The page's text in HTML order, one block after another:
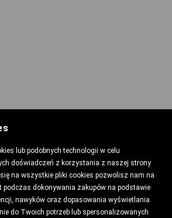
lub podobnych technologii w celu
doświadczeń z korzystania z naszej strony
na wszystkie pliki cookies pozwolisz nam na
podczas dokonywania zakupów na podstawie
nawyków oraz dopasowania wyświetlania
do Twoich potrzeb lub spersonalizowanych